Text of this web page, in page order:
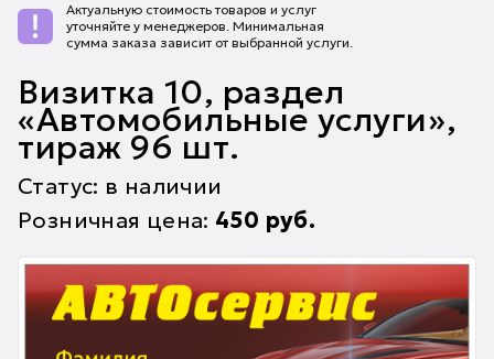
Актуальную стоимость товаров и услуг
уточняйте у менеджеров. Минимальная
сумма заказа зависит от выбранной услуги.
Визитка 10, раздел
«Автомобильные услуги»,
тираж 96 шт.
Статус: в наличии
Розничная цена: 450 руб.